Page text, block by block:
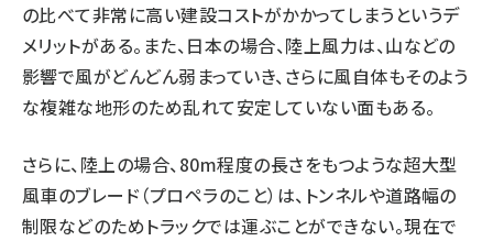
の比べて非常に高い建設コストがかかってしまうというデ
メリットがある。また、日本の場合、陸上風力は、山などの
影響で風がどんどん弱まっていき、さらに風自体もそのよう
な複雑な地形のため乱れて安定していない面もある。
さらに、陸上の場合、80m程度の長さをもつような超大型
風車のブレード（プロペラのこと）は、トンネルや道路幅の
制限などのためトラックでは運ぶことができない。現在で